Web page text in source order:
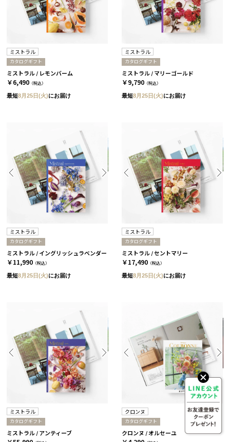
ミストラル
カタログギフト
ミストラル / レモンバーム
￥6,490 （税込）
最短8月25日(火)にお届け
ミストラル
カタログギフト
ミストラル / マリーゴールド
￥9,790 （税込）
最短8月25日(火)にお届け
ミストラル
カタログギフト
ミストラル / イングリッシュラベンダー
￥11,990 （税込）
最短8月25日(火)にお届け
ミストラル
カタログギフト
ミストラル / セントマリー
￥17,490 （税込）
最短8月25日(火)にお届け
ミストラル
カタログギフト
ミストラル / アンティーブ
クロンヌ
カタログギフト
クロンヌ / オルセーユ